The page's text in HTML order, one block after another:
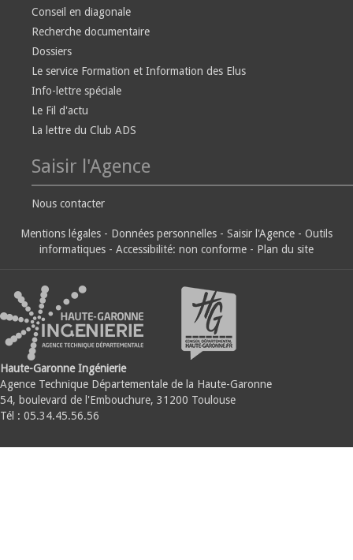
Conseil en diagonale
Recherche documentaire
Dossiers
Le service Formation et Information des Elus
Info-lettre spéciale
Le Fil d'actu
La lettre du Club ADS
Saisir l'Agence
Nous contacter
Mentions légales - Données personnelles - Saisir l'Agence - Outils
informatiques - Accessibilité: non conforme - Plan du site
Haute-Garonne Ingénierie
Agence Technique Départementale de la Haute-Garonne
54, boulevard de l'Embouchure, 31200 Toulouse
Tél : 05.34.45.56.56